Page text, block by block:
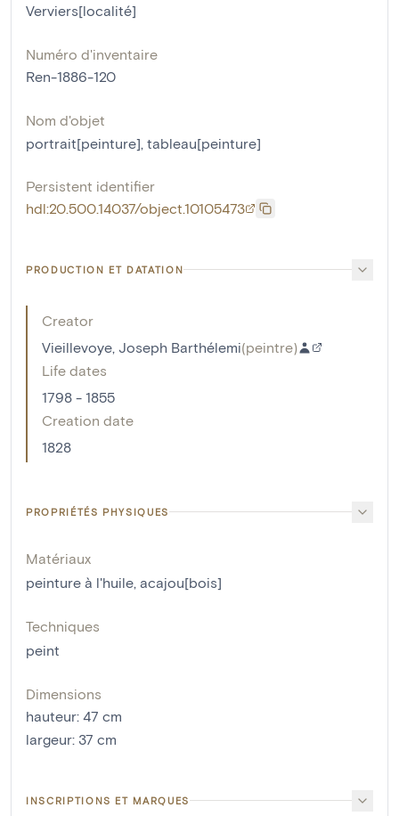
Verviers[localité]
Numéro d'inventaire
Ren-1886-120
Nom d'objet
portrait[peinture], tableau[peinture]
Persistent identifier
hdl:20.500.14037/object.10105473
PRODUCTION ET DATATION
Creator
Vieillevoye, Joseph Barthélemi(peintre)
Life dates
1798 - 1855
Creation date
1828
PROPRIÉTÉS PHYSIQUES
Matériaux
peinture à l'huile, acajou[bois]
Techniques
peint
Dimensions
hauteur: 47 cm
largeur: 37 cm
INSCRIPTIONS ET MARQUES